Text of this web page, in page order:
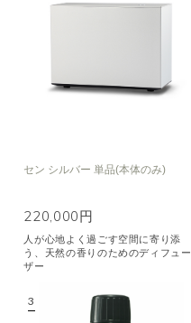
セン シルバー 単品(本体のみ)
220,000円
人が心地よく過ごす空間に寄り添
う、天然の香りのためのディフュー
ザー